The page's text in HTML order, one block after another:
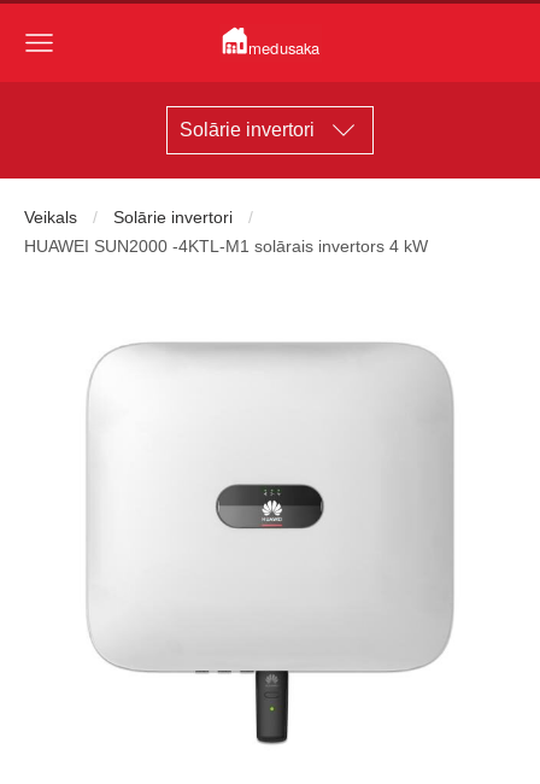
Solārie invertori
Veikals
Solārie invertori
HUAWEI SUN2000 -4KTL-M1 solārais invertors 4 kW